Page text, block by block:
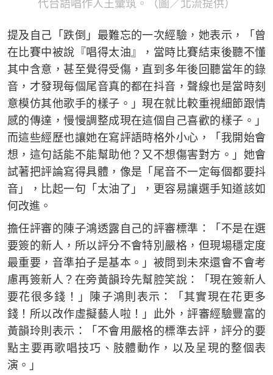
代台語唱作人王彙筑。（圖／北流提供）
提及自己「跌倒」最難忘的一次經驗，她表示，「曾
在比賽中被說『唱得太油』，當時比賽結束後聽不懂
其中含意，甚至覺得受傷，直到多年後回聽當年的錄
音，才發現每個尾音真的都在抖音，聲線也是當時刻
意模仿其他歌手的樣子。」現在就比較重視細節跟情
感的傳達，慢慢調整成現在這個自己喜歡的樣子。」
而這些經歷也讓她在寫評語時格外小心，「我開始會
想，這句話能不能幫助他？又不想傷害對方。」她會
試著把評論寫得具體，像是「尾音不一定每個都要抖
音」，比起一句「太油了」，更容易讓選手知道該如
何改進。
擔任評審的陳子鴻透露自己的評審標準：「不是在選
要簽的新人，所以評分不會特別嚴格，但現場穩定度
最重要，音準拍子是基本。」被問到未來還會不會考
慮再簽新人？在旁黃韻玲先幫腔笑說：「現在簽新人
要花很多錢！」陳子鴻則表示：「其實現在花更多
錢！所以改作虛擬藝人啦！」此外，評審經驗豐富的
黃韻玲則表示：「不會用嚴格的標準去評，評分的要
點主要再歌唱技巧、肢體動作，以及呈現的整個表
演。」